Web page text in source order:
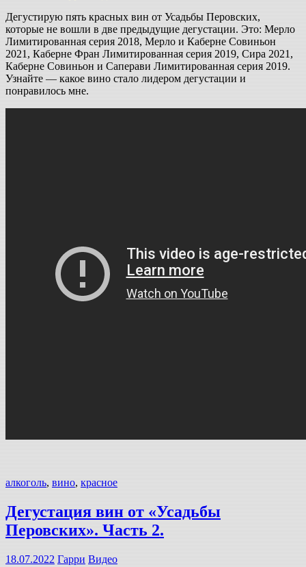
Дегустирую пять красных вин от Усадьбы Перовских,
которые не вошли в две предыдущие дегустации. Это: Мерло
Лимитированная серия 2018, Мерло и Каберне Совиньон
2021, Каберне Фран Лимитированная серия 2019, Сира 2021,
Каберне Совиньон и Саперави Лимитированная серия 2019.
Узнайте — какое вино стало лидером дегустации и
понравилось мне.
алкоголь, вино, красное
Дегустация вин от «Усадьбы
Перовских». Часть 2.
18.07.2022 Гарри Видео